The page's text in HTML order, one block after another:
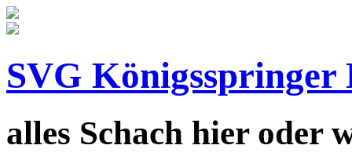
SVG Königsspringer
alles Schach hier oder